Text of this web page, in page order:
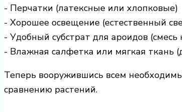
- Перчатки (латексные или хлопковые)
- Хорошее освещение (естественный
- Удобный субстрат для ароидов
- Влажная салфетка или мягкая ткань
Теперь вооружившись всем
сравнению растений.